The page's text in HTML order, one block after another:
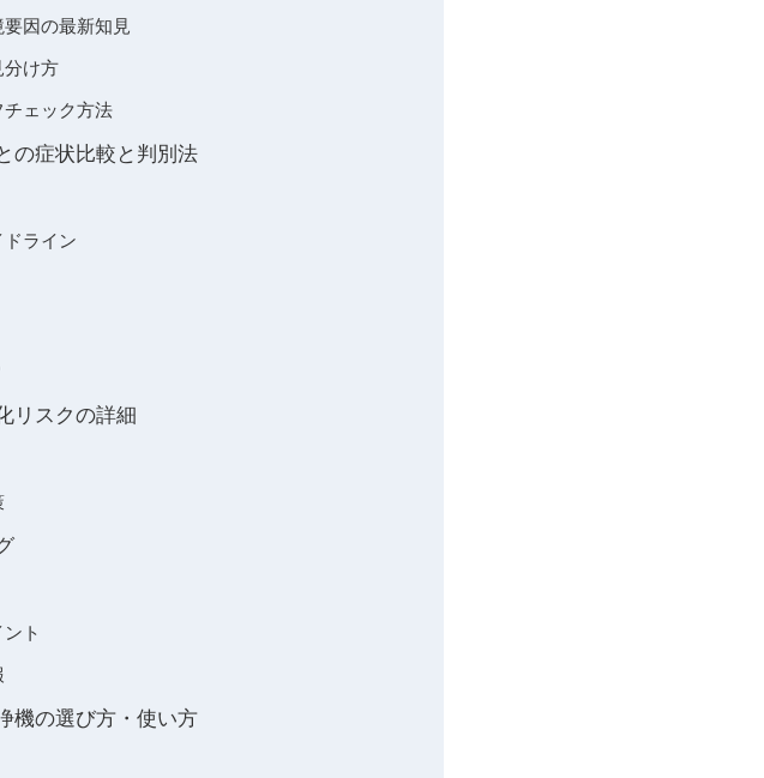
因の最新知見
分け方
ェック方法
の症状比較と判別法
ライン
リスクの詳細
ト
機の選び方・使い方